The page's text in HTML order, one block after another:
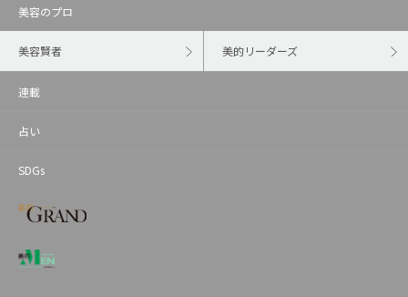
美容のプロ
美容賢者 美的リーダーズ
連載
占い
SDGs